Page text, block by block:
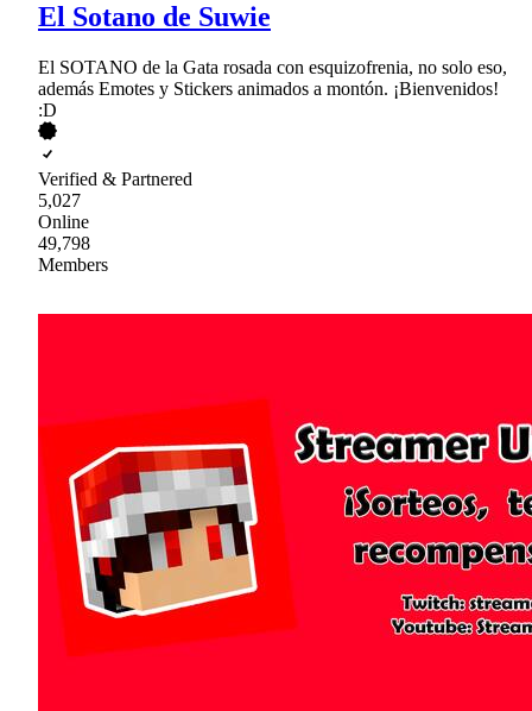
El Sotano de Suwie
El SOTANO de la Gata rosada con esquizofrenia, no solo eso,
además Emotes y Stickers animados a montón. ¡Bienvenidos!
:D
Verified & Partnered
5,027
Online
49,798
Members